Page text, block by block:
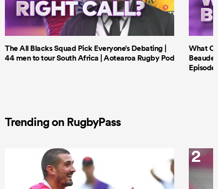
The All Blacks Squad Pick Everyone’s Debating |
44 men to tour South Africa | Aotearoa Rugby Pod
What
Episode
Trending on RugbyPass
2